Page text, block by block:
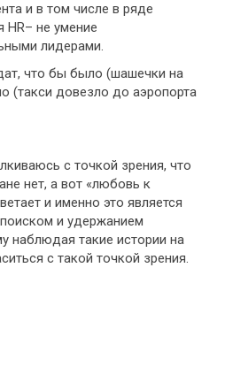
и в том числе в ряде
HR– не умение
лидерами.
что бы было (шашечки на
(такси довезло до аэропорта
с точкой зрения, что
нет, а вот «любовь к
и именно это является
и удержанием
наблюдая такие истории на
с такой точкой зрения.